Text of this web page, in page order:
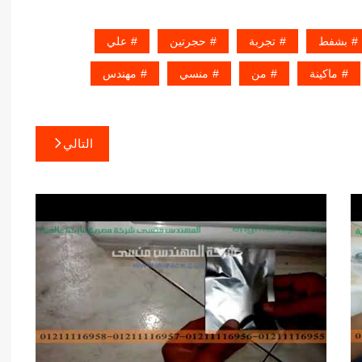
بشفط تجربة حجرتين علي
ماكينة من منسي مهندس
التالي